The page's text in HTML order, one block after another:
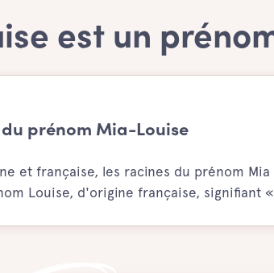
est un
prénom Mia-Louise
et française, les racines du prénom
Louise, d'origine française, signifiant